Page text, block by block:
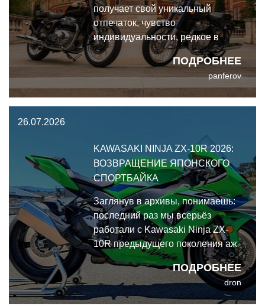
ПОДРОБНЕЕ
получает свой уникальный
отпечаток, чувство
индивидуальности, редкое в
современном мотомире.
panferov
26.07.2026
KAWASAKI NINJA ZX-10R 2026:
ВОЗВРАЩЕНИЕ ЯПОНСКОГО
СПОРТБАЙКА
ПОДРОБНЕЕ
Заглянув в архивы, понимаешь:
последний раз мы всерьёз
работали с Kawasaki Ninja ZX-
10R предыдущего поколения аж
в 2021 году. И вот спустя пять лет
Kawasaki Ninja ZX-10R 2026 года
получил пусть и скромное, но
очень адресное обновление.
dron